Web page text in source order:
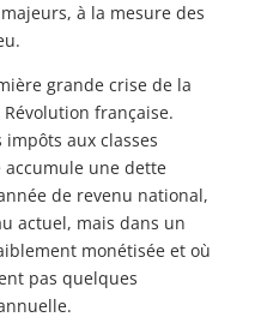
à la mesure des
grande crise de la
française.
aux classes
accumule une dette
de revenu national,
actuel, mais dans un
monétisée et où
pas quelques